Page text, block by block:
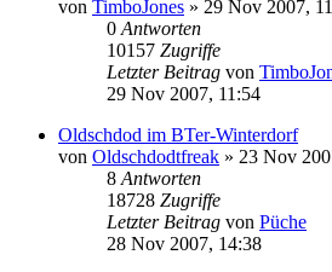
von TimboJones » 29 Nov 2007,
0 Antworten
10157 Zugriffe
Letzter Beitrag von
29 Nov 2007, 11:54
Oldschdod im BTer-Winterdorf
von Oldschdodtfreak » 23 Nov
8 Antworten
18728 Zugriffe
Letzter Beitrag von Püche
28 Nov 2007, 14:38